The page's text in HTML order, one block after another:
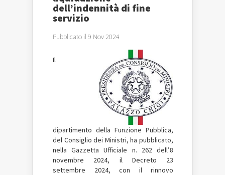
dell’indennità di fine
servizio
Pubblicato il 9 Nov 2024
Il
dipartimento della Funzione Pubblica,
del Consiglio dei Ministri, ha pubblicato,
nella Gazzetta Ufficiale n. 262 dell’8
novembre 2024, il Decreto 23
settembre 2024, con il rinnovo